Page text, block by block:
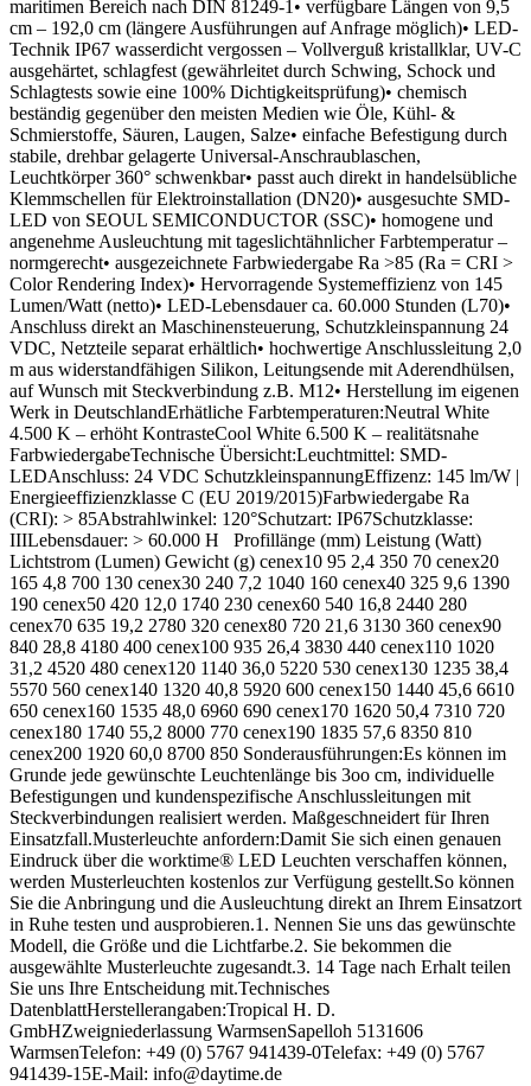
maritimen Bereich nach DIN 81249-1• verfügbare Längen von 9,5
cm – 192,0 cm (längere Ausführungen auf Anfrage möglich)• LED-
Technik IP67 wasserdicht vergossen – Vollverguß kristallklar, UV-C
ausgehärtet, schlagfest (gewährleitet durch Schwing, Schock und
Schlagtests sowie eine 100% Dichtigkeitsprüfung)• chemisch
beständig gegenüber den meisten Medien wie Öle, Kühl- &
Schmierstoffe, Säuren, Laugen, Salze• einfache Befestigung durch
stabile, drehbar gelagerte Universal-Anschraublaschen,
Leuchtkörper 360° schwenkbar• passt auch direkt in handelsübliche
Klemmschellen für Elektroinstallation (DN20)• ausgesuchte SMD-
LED von SEOUL SEMICONDUCTOR (SSC)• homogene und
angenehme Ausleuchtung mit tageslichtähnlicher Farbtemperatur –
normgerecht• ausgezeichnete Farbwiedergabe Ra >85 (Ra = CRI >
Color Rendering Index)• Hervorragende Systemeffizienz von 145
Lumen/Watt (netto)• LED-Lebensdauer ca. 60.000 Stunden (L70)•
Anschluss direkt an Maschinensteuerung, Schutzkleinspannung 24
VDC, Netzteile separat erhältlich• hochwertige Anschlussleitung 2,0
m aus widerstandfähigen Silikon, Leitungsende mit Aderendhülsen,
auf Wunsch mit Steckverbindung z.B. M12• Herstellung im eigenen
Werk in DeutschlandErhätliche Farbtemperaturen:Neutral White
4.500 K – erhöht KontrasteCool White 6.500 K – realitätsnahe
FarbwiedergabeTechnische Übersicht:Leuchtmittel: SMD-
LEDAnschluss: 24 VDC SchutzkleinspannungEffizenz: 145 lm/W |
Energieeffizienzklasse C (EU 2019/2015)Farbwiedergabe Ra
(CRI): > 85Abstrahlwinkel: 120°Schutzart: IP67Schutzklasse:
IIILebensdauer: > 60.000 H Profillänge (mm) Leistung (Watt)
Lichtstrom (Lumen) Gewicht (g) cenex10 95 2,4 350 70 cenex20
165 4,8 700 130 cenex30 240 7,2 1040 160 cenex40 325 9,6 1390
190 cenex50 420 12,0 1740 230 cenex60 540 16,8 2440 280
cenex70 635 19,2 2780 320 cenex80 720 21,6 3130 360 cenex90
840 28,8 4180 400 cenex100 935 26,4 3830 440 cenex110 1020
31,2 4520 480 cenex120 1140 36,0 5220 530 cenex130 1235 38,4
5570 560 cenex140 1320 40,8 5920 600 cenex150 1440 45,6 6610
650 cenex160 1535 48,0 6960 690 cenex170 1620 50,4 7310 720
cenex180 1740 55,2 8000 770 cenex190 1835 57,6 8350 810
cenex200 1920 60,0 8700 850 Sonderausführungen:Es können im
Grunde jede gewünschte Leuchtenlänge bis 3oo cm, individuelle
Befestigungen und kundenspezifische Anschlussleitungen mit
Steckverbindungen realisiert werden. Maßgeschneidert für Ihren
Einsatzfall.Musterleuchte anfordern:Damit Sie sich einen genauen
Eindruck über die worktime® LED Leuchten verschaffen können,
werden Musterleuchten kostenlos zur Verfügung gestellt.So können
Sie die Anbringung und die Ausleuchtung direkt an Ihrem Einsatzort
in Ruhe testen und ausprobieren.1. Nennen Sie uns das gewünschte
Modell, die Größe und die Lichtfarbe.2. Sie bekommen die
ausgewählte Musterleuchte zugesandt.3. 14 Tage nach Erhalt teilen
Sie uns Ihre Entscheidung mit.Technisches
DatenblattHerstellerangaben:Tropical H. D.
GmbHZweigniederlassung WarmsenSapelloh 5131606
WarmsenTelefon: +49 (0) 5767 941439-0Telefax: +49 (0) 5767
941439-15E-Mail: info@daytime.de